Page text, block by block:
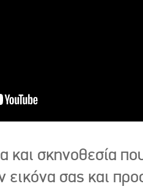
και σκηνοθεσία
εικόνα σας και